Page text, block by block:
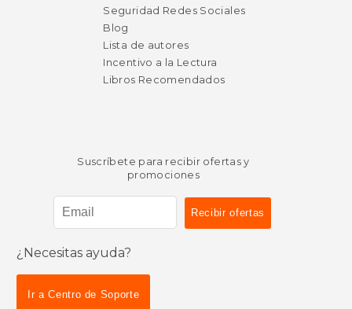
dcto. $ 21.51
Seguridad Redes Sociales
Blog
Lista de autores
Incentivo a la Lectura
Libros Recomendados
Suscríbete para recibir ofertas y
promociones
¿Necesitas ayuda?
Ir a Centro de Soporte